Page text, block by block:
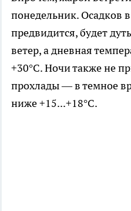
понедельник. Осадков
предвидится, будет
ветер, а дневная
+30°C. Ночи также не
прохлады — в темное
ниже +15...+18°C.